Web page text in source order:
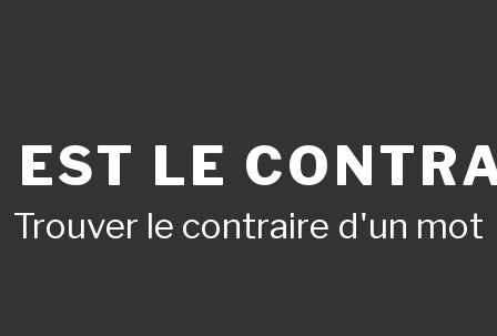
EST LE
Trouver le contraire d'un mot